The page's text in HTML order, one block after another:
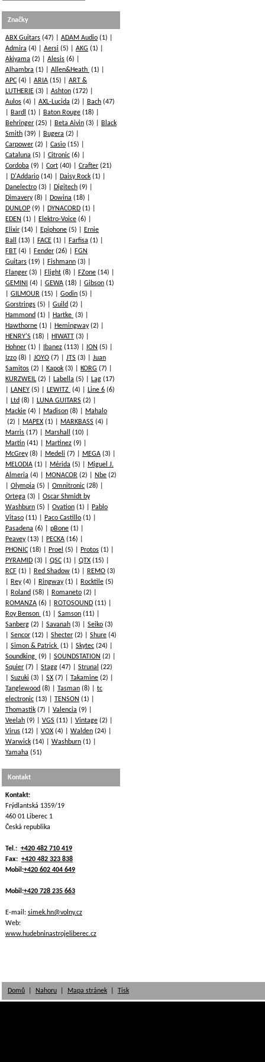
Značky
ABX Guitars (47) ADAM Audio (1)
Admira (4) Aersi (5) AKG (1)
Akiyama (2) Alesis (6)
Alhambra (1) Allen&Heath (1)
APC (4) ARIA (15)
ART &
LUTHERIE (3) Ashton (172)
Aulos (4) AXL-Lucida (2) Bach (47)
Bardl (1) Baton Rouge (18)
Behringer (25) Beta Aivin (3)
Black
Smith (39) Bugera (2)
Carpower (2) Casio (15)
Cataluna (5) Citronic (6)
Cordoba (9) Cort (40) Crafter (21)
D'Addario (14) Daisy Rock (1)
Danelectro (3) Digitech (9)
Dimavery(8) Dowina (18)
DUNLOP (9) DYNACORD (1)
EDEN (1) Elektro-Voice (6)
Elixir (14) Epiphone (5)
Ernie
Ball
(13) FACE (1) Farfisa (1)
FBT (4) Fender (26)
FGN
Guitars (19) Fishmann (3)
Flanger (3) Flight (8) FZone (14)
GEMINI
(4) GEWA (18) Gibson (1)
GILMOUR (15) Godin (5)
Gorstrings (5) Guild (2)
Hammond (1) Hartke (3)
Hawthorne (1) Hemingway(2)
HENRY'S (18) HIWATT (3)
Hohner (1) Ibanez (113) ION (5)
Izzo (8) JOYO (7) JTS (3)
Juan
Samitos (2) Kapok (3) KORG (7)
KURZWEIL (2) Labella (5) Lag (17)
LANEY (5) LEWITZ (4) Line 6 (6)
Ltd (8) LUNA GUITARS (2)
Mackie (4) Madison (8)
Mahalo
(2)
MAPEX (1) MARKBASS (4)
Marris (17) Marshall
(10)
Martin (41) Martinez (9)
McGrey(8) Medeli (7) MEGA (3)
MELODIA (1) Mérida (5)
Miguel J.
Almeria (4) MONACOR (2) Nbe (2)
Olympia (5) Omnitronic (28)
Ortega (3)
Oscar Shmidt by
Washburn (5) Ovation (1)
Pablo
Vitaso (11) Paco Castillo (1)
Pasadena (6) pBone (1)
Peavey(13) PECKA (16)
PHONIC (18) Proel (5) Protos (1)
PYRAMID (3) QSC (1) QTX (15)
RCF (1) Red Shadow (1) REMO (3)
Rey(4) Ringway(1) Rocktile (5)
Roland (58) Romaneto (2)
ROMANZA (6) ROTOSOUND (11)
Roy Benson (1) Samson (11)
Sanberg (2) Savanah (3) Seiko (3)
Sencor (12) Shecter (2) Shure (4)
Simon & Patrick (1) Skytec (24)
Soundking (9) SOUNDSTATION (2)
Squier (7) Stagg (47) Strunal (22)
Suzuki (3) SX (7) Takamine (2)
Tanglewood (8) Tasman (8)
tc
electronic (13) TENSON (1)
Thomastik (7) Valencia (9)
Veelah (9) VGS (11) Vintage (2)
Virus (12) VOX (4) Walden (24)
Warwick (14) Washburn (1)
Yamaha (51)
Kontakt
Kontakt:
Frýdlantská 1359/19
460 01 Liberec 1
Česká republika
Tel.: +420 482 710 419
Fax: +420 482 323 838
Mobil:+420 602 404 649
Mobil:+420 728 235 663
E-mail: simek.hn@volny.cz
Web:
www.hudebninastrojeliberec.cz
Domů Nahoru Mapa stránek Tisk